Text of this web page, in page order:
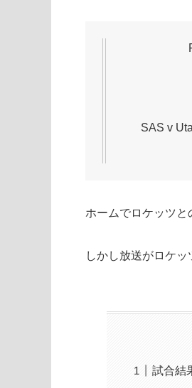
SAS v
ホームでロケッツと
しかし放送がロケ
試合結